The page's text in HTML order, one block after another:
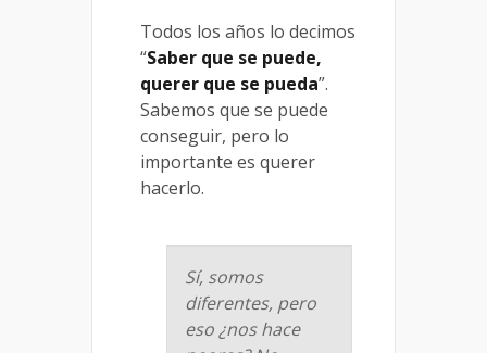
Todos los años lo decimos
“Saber que se puede,
querer que se pueda”.
Sabemos que se puede
conseguir, pero lo
importante es querer
hacerlo.
Sí, somos
diferentes, pero
eso ¿nos hace